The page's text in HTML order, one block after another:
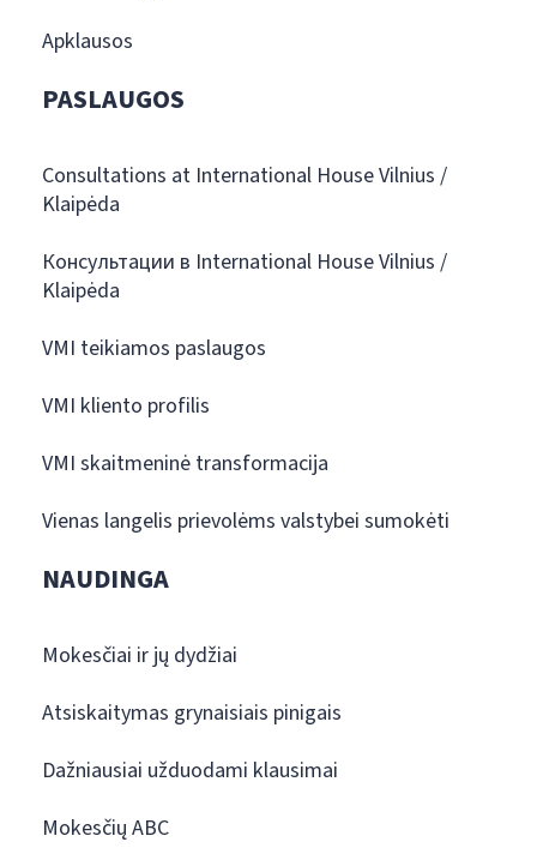
Apklausos
PASLAUGOS
Consultations at International House Vilnius /
Klaipėda
Консультации в International House Vilnius /
Klaipėda
VMI teikiamos paslaugos
VMI kliento profilis
VMI skaitmeninė transformacija
Vienas langelis prievolėms valstybei sumokėti
NAUDINGA
Mokesčiai ir jų dydžiai
Atsiskaitymas grynaisiais pinigais
Dažniausiai užduodami klausimai
Mokesčių ABC